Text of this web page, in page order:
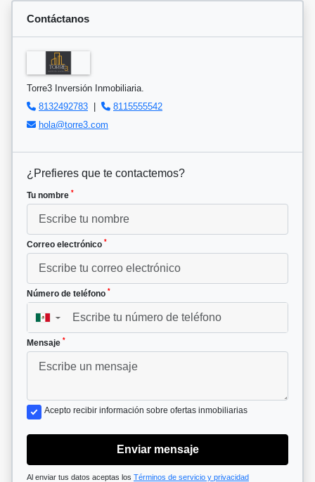
Contáctanos
Torre3 Inversión Inmobiliaria.
8132492783 |
8115555542
hola@torre3.com
¿Prefieres que te contactemos?
Tu nombre *
Correo electrónico *
Número de teléfono *
▼
Mensaje *
Acepto recibir información sobre ofertas inmobiliarias
Enviar mensaje
Al enviar tus datos aceptas los Términos de servicio y privacidad